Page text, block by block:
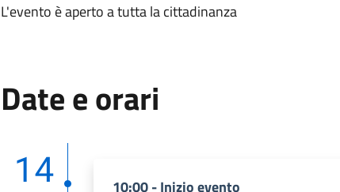
L'evento è aperto a tutta la cittadinanza
Date e orari
14 10:00 - Inizio evento